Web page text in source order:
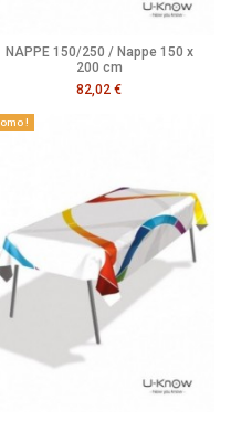
NAPPE 150/250 / Nappe 150 x
200 cm
82,02 €
!